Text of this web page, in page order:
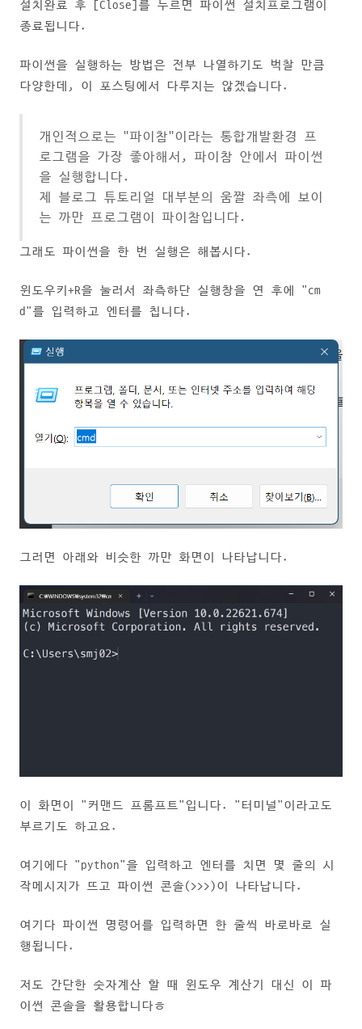
설치완료 후 [Close]를 누르면 파이썬 설치프로그램이
종료됩니다.
파이썬을 실행하는 방법은 전부 나열하기도 벅찰 만큼
다양한데, 이 포스팅에서 다루지는 않겠습니다.
개인적으로는 "파이참"이라는 통합개발환경 프
로그램을 가장 좋아해서, 파이참 안에서 파이썬
을 실행합니다.
제 블로그 튜토리얼 대부분의 움짤 좌측에 보이
는 까만 프로그램이 파이참입니다.
그래도 파이썬을 한 번 실행은 해봅시다.
윈도우키+R을 눌러서 좌측하단 실행창을 연 후에 "cm
d"를 입력하고 엔터를 칩니다.
그러면 아래와 비슷한 까만 화면이 나타납니다.
이 화면이 "커맨드 프롬프트"입니다. "터미널"이라고도
부르기도 하고요.
여기에다 "python"을 입력하고 엔터를 치면 몇 줄의 시
작메시지가 뜨고 파이썬 콘솔(>>>)이 나타납니다.
여기다 파이썬 명령어를 입력하면 한 줄씩 바로바로 실
행됩니다.
저도 간단한 숫자계산 할 때 윈도우 계산기 대신 이 파
이썬 콘솔을 활용합니다ㅎ